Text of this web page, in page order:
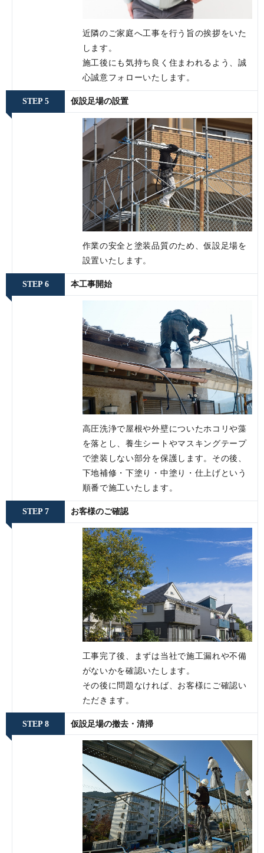
近隣のご家庭へ工事を行う旨の挨拶をいた
します。
施工後にも気持ち良く住まわれるよう、誠
心誠意フォローいたします。
STEP 5 仮設足場の設置
作業の安全と塗装品質のため、仮設足場を
設置いたします。
STEP 6 本工事開始
高圧洗浄で屋根や外壁についたホコリや藻
を落とし、養生シートやマスキングテープ
で塗装しない部分を保護します。その後、
下地補修・下塗り・中塗り・仕上げという
順番で施工いたします。
STEP 7 お客様のご確認
工事完了後、まずは当社で施工漏れや不備
がないかを確認いたします。
その後に問題なければ、お客様にご確認い
ただきます。
STEP 8 仮設足場の撤去・清掃